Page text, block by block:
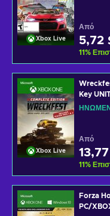
Xbox Live
Από
5,72
11%
Xbox Live
Key
Από
11%
Forza
PC/